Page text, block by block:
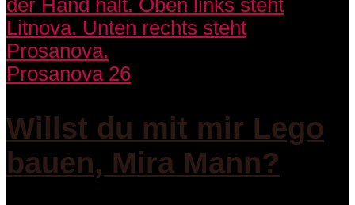
Prosanova 26
Willst du mit mir Lego
bauen, Mira Mann?